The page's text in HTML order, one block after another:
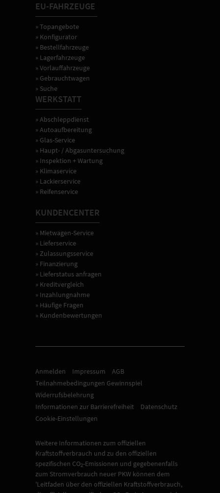
EU-FAHRZEUGE
» Topangebote
» Konfigurator
» Bestellfahrzeuge
» Lagerfahrzeuge
» Vorlauffahrzeuge
» Gebrauchtwagen
» Suche
WERKSTATT
» Abschleppdienst
» Autoaufbereitung
» Glas-Service
» Haupt- / Abgasuntersuchung
» Inspektion + Wartung
» Klimaservice
» Lackierservice
» Reifenservice
KUNDENCENTER
» Mietwagen-Service
» Lieferservice
» Zulassungsservice
» Finanzierung
» Lieferstatus anfragen
» Kreditvergleich
» Inzahlungnahme
» Häufige Fragen
» Kundenbewertungen
Anmelden Impressum
AGB
Teilnahmebedingungen Gewinnspiel
Widerrufsbelehrung
Informationen zur Barrierefreiheit
Datenschutz
Cookie-Einstellungen
Weitere Informationen zum offiziellen
Kraftstoffverbrauch und zu den offiziellen
spezifischen CO2-Emissionen und gegebenenfalls
zum Stromverbrauch neuer PKW können dem
'Leitfaden über den offiziellen Kraftstoffverbrauch,